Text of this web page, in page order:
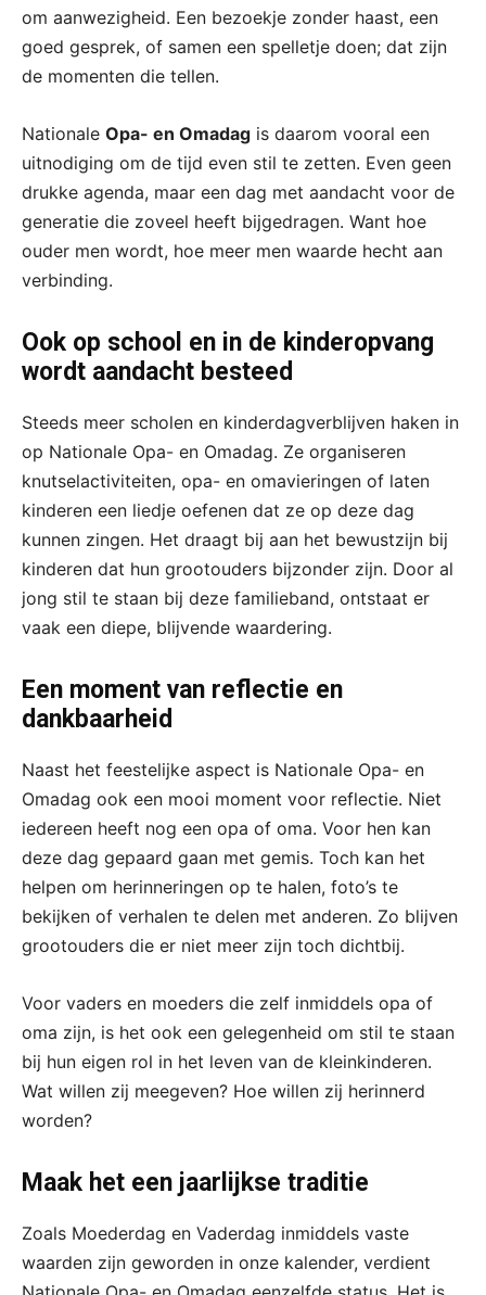
om aanwezigheid. Een bezoekje zonder haast, een
goed gesprek, of samen een spelletje doen; dat zijn
de momenten die tellen.
Nationale Opa- en Omadag is daarom vooral een
uitnodiging om de tijd even stil te zetten. Even geen
drukke agenda, maar een dag met aandacht voor de
generatie die zoveel heeft bijgedragen. Want hoe
ouder men wordt, hoe meer men waarde hecht aan
verbinding.
Ook op school en in de kinderopvang
wordt aandacht besteed
Steeds meer scholen en kinderdagverblijven haken in
op Nationale Opa- en Omadag. Ze organiseren
knutselactiviteiten, opa- en omavieringen of laten
kinderen een liedje oefenen dat ze op deze dag
kunnen zingen. Het draagt bij aan het bewustzijn bij
kinderen dat hun grootouders bijzonder zijn. Door al
jong stil te staan bij deze familieband, ontstaat er
vaak een diepe, blijvende waardering.
Een moment van reflectie en
dankbaarheid
Naast het feestelijke aspect is Nationale Opa- en
Omadag ook een mooi moment voor reflectie. Niet
iedereen heeft nog een opa of oma. Voor hen kan
deze dag gepaard gaan met gemis. Toch kan het
helpen om herinneringen op te halen, foto’s te
bekijken of verhalen te delen met anderen. Zo blijven
grootouders die er niet meer zijn toch dichtbij.
Voor vaders en moeders die zelf inmiddels opa of
oma zijn, is het ook een gelegenheid om stil te staan
bij hun eigen rol in het leven van de kleinkinderen.
Wat willen zij meegeven? Hoe willen zij herinnerd
worden?
Maak het een jaarlijkse traditie
Zoals Moederdag en Vaderdag inmiddels vaste
waarden zijn geworden in onze kalender, verdient